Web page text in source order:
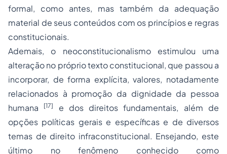
formal, como antes, mas também da adequação
material de seus conteúdos com os princípios e regras
constitucionais.
Ademais, o neoconstitucionalismo estimulou uma
alteração no próprio texto constitucional, que passou a
incorporar, de forma explícita, valores, notadamente
relacionados à promoção da dignidade da pessoa
humana
[17]
e dos direitos fundamentais, além de
opções políticas gerais e específicas e de diversos
temas de direito infraconstitucional. Ensejando, este
último no fenômeno conhecido como